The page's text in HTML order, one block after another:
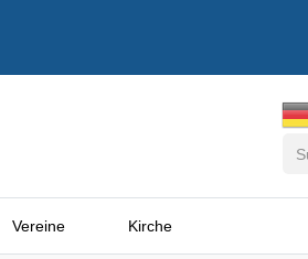
Vereine Kirche